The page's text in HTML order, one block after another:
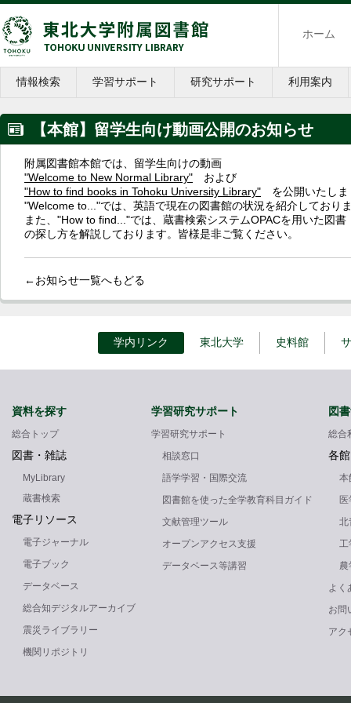
ホーム
情報検索 学習サポート 研究サポート 利用案内
【本館】留学生向け動画公開のお知らせ
附属図書館本館では、留学生向けの動画
"Welcome to New Normal Library" および
"How to find books in Tohoku University Library" を公開いたしま
"Welcome to..."では、英語で現在の図書館の状況を紹介しており
また、"How to find..."では、蔵書検索システムOPACを用いた図
の探し方を解説しております。皆様是非ご覧ください。
←お知らせ一覧へもどる
学内リンク 東北大学 史料館
資料を探す
総合トップ
図書・雑誌
MyLibrary
蔵書検索
電子リソース
電子ジャーナル
電子ブック
データベース
総合知デジタルアーカイブ
震災ライブラリー
機関リポジトリ
学習研究サポート
学習研究サポート
相談窓口
語学学習・国際交流
図書館を使った全学教育科目ガイド
文献管理ツール
オープンアクセス支援
データベース等講習
図
総合
各
本
北
工
農
よく
お問
アク